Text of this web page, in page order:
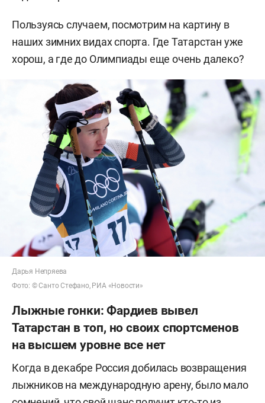
Пользуясь случаем, посмотрим на картину в
наших зимних видах спорта. Где Татарстан уже
хорош, а где до Олимпиады еще очень далеко?
Дарья Непряева
Фото: © Санто Стефано, РИА «Новости»
Лыжные гонки: Фардиев вывел
Татарстан в топ, но своих спортсменов
на высшем уровне все нет
Когда в декабре Россия добилась возвращения
лыжников на международную арену, было мало